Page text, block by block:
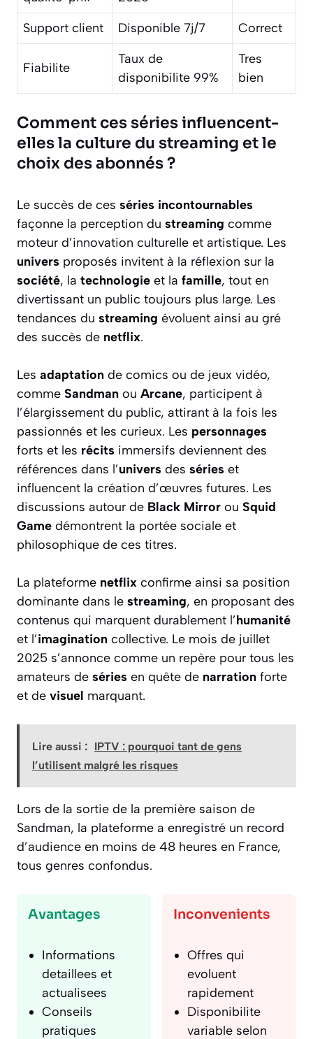
Support client
Disponible 7j/7 Correct
Fiabilite
Taux de
disponibilite 99%
Tres
bien
Comment ces séries influencent-
elles la culture du streaming et le
choix des abonnés ?
Le succès de ces séries incontournables
façonne la perception du streaming comme
moteur d’innovation culturelle et artistique. Les
univers proposés invitent à la réflexion sur la
société, la technologie et la famille, tout en
divertissant un public toujours plus large. Les
tendances du streaming évoluent ainsi au gré
des succès de netflix.
Les adaptation de comics ou de jeux vidéo,
comme Sandman ou Arcane, participent à
l’élargissement du public, attirant à la fois les
passionnés et les curieux. Les personnages
forts et les récits immersifs deviennent des
références dans l’univers des séries et
influencent la création d’œuvres futures. Les
discussions autour de Black Mirror ou Squid
Game démontrent la portée sociale et
philosophique de ces titres.
La plateforme netflix confirme ainsi sa position
dominante dans le streaming, en proposant des
contenus qui marquent durablement l’humanité
et l’imagination collective. Le mois de juillet
2025 s’annonce comme un repère pour tous les
amateurs de séries en quête de narration forte
et de visuel marquant.
Lire aussi : IPTV : pourquoi tant de gens
l’utilisent malgré les risques
Lors de la sortie de la première saison de
Sandman, la plateforme a enregistré un record
d’audience en moins de 48 heures en France,
tous genres confondus.
Avantages
Informations
detaillees et
actualisees
Conseils
pratiques
Inconvenients
Offres qui
evoluent
rapidement
Disponibilite
variable selon